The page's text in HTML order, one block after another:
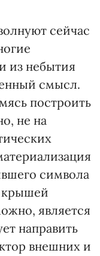
сейчас
из небытия
смысл.
построить
не на
символа
крышей
является
направить
внешних и